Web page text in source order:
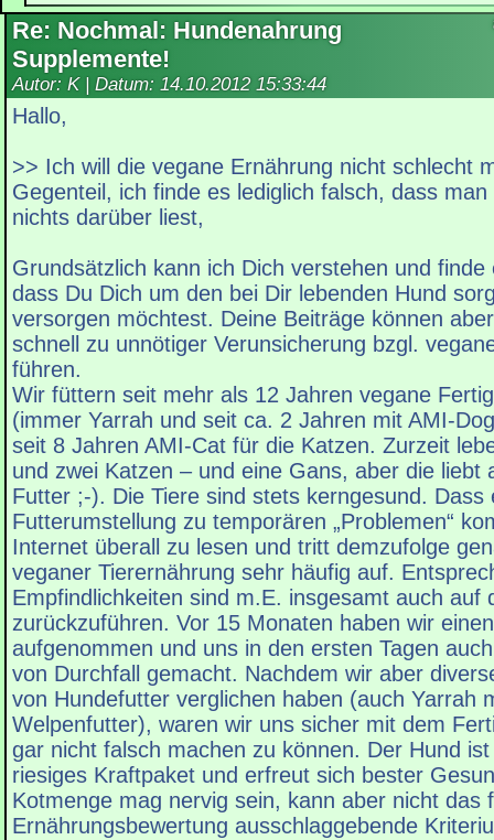
Re: Nochmal: Hundenahrung
Supplemente!
Autor: K | Datum: 14.10.2012 15:33:44
Hallo,
>> Ich will die vegane Ernährung nicht schlecht
Gegenteil, ich finde es lediglich falsch, dass
nichts darüber liest,
Grundsätzlich kann ich Dich verstehen und
dass Du Dich um den bei Dir lebenden Hund
versorgen möchtest. Deine Beiträge können
schnell zu unnötiger Verunsicherung bzgl.
führen.
Wir füttern seit mehr als 12 Jahren vegane
(immer Yarrah und seit ca. 2 Jahren mit AMI-
seit 8 Jahren AMI-Cat für die Katzen. Zurzeit
und zwei Katzen – und eine Gans, aber die liebt
Futter ;-). Die Tiere sind stets kerngesund. Dass
Futterumstellung zu temporären „Problemen“
Internet überall zu lesen und tritt demzufolge
veganer Tierernährung sehr häufig auf.
Empfindlichkeiten sind m.E. insgesamt auch auf
zurückzuführen. Vor 15 Monaten haben wir
aufgenommen und uns in den ersten Tagen
von Durchfall gemacht. Nachdem wir aber
von Hundefutter verglichen haben (auch Yarrah
Welpenfutter), waren wir uns sicher mit dem
gar nicht falsch machen zu können. Der Hund
riesiges Kraftpaket und erfreut sich bester
Kotmenge mag nervig sein, kann aber nicht das
Ernährungsbewertung ausschlaggebende